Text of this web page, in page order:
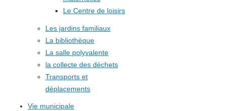
Le Centre de loisirs
Les jardins familiaux
La bibliothèque
La salle polyvalente
la collecte des déchets
Transports et
déplacements
Vie municipale